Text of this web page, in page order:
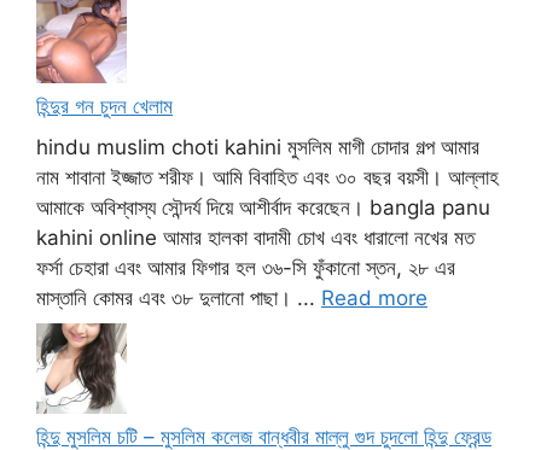
হিন্দুর গন চুদন খেলাম
hindu muslim choti kahini মুসলিম মাগী চোদার গল্প আমার
নাম শাবানা ইজ্জাত শরীফ। আমি বিবাহিত এবং ৩০ বছর বয়সী। আল্লাহ
আমাকে অবিশ্বাস্য সৌন্দর্য দিয়ে আশীর্বাদ করেছেন। bangla panu
kahini online আমার হালকা বাদামী চোখ এবং ধারালো নখের মত
ফর্সা চেহারা এবং আমার ফিগার হল ৩৬-সি ফুঁকানো স্তন, ২৮ এর
মাস্তানি কোমর এবং ৩৮ দুলানো পাছা। ... Read more
হিন্দু মুসলিম চটি – মুসলিম কলেজ বান্ধবীর মাল্লু গুদ চুদলো হিন্দু ফ্রেন্ড